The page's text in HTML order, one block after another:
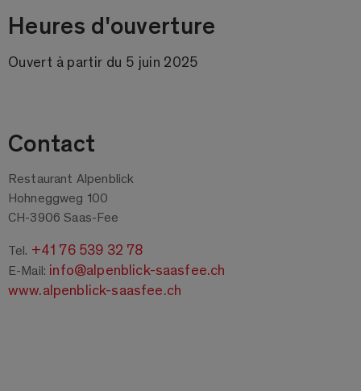
Heures d'ouverture
Ouvert à partir du 5 juin 2025
Contact
Restaurant Alpenblick
Hohneggweg 100
CH-3906 Saas-Fee
Tel. +41 76 539 32 78
E-Mail: info@alpenblick-saasfee.ch
www.alpenblick-saasfee.ch